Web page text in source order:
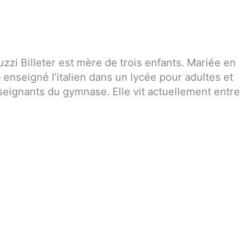
Billeter est mère de trois enfants. Mariée en
l’italien dans un lycée pour adultes et
du gymnase. Elle vit actuellement entre